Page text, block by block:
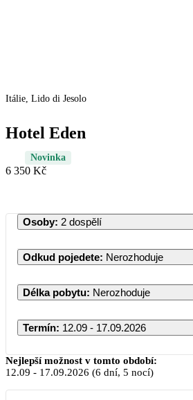
Itálie, Lido di Jesolo
Hotel Eden
Novinka
6 350 Kč
Osoby: 2 dospělí
Odkud pojedete: Nerozhoduje
Délka pobytu: Nerozhoduje
Termín: 12.09 - 17.09.2026
Září 2026
PO ÚT ST ČT
Nejlepší možnost v tomto období:
12.09 - 17.09.2026 (6 dní, 5 nocí)